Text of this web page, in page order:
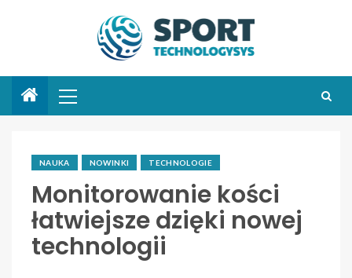
NAUKA NOWINKI TECHNOLOGIE
Monitorowanie kości
łatwiejsze dzięki nowej
technologii